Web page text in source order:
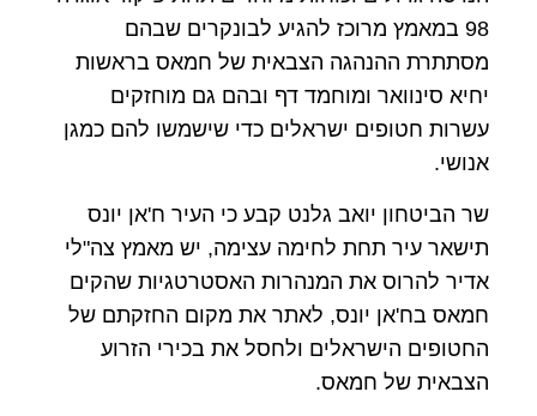
98 במאמץ מרוכז להגיע לבונקרים שבהם
מסתתרת ההנהגה הצבאית של חמאס בראשות
יחיא סינוואר ומוחמד דף ובהם גם מוחזקים
עשרות חטופים ישראלים כדי שישמשו להם כמגן
אנושי.
שר הביטחון יואב גלנט קבע כי העיר ח'אן יונס
תישאר עיר תחת לחימה עצימה, יש מאמץ צה"לי
אדיר להרוס את המנהרות האסטרטגיות שהקים
חמאס בח'אן יונס, לאתר את מקום החזקתם של
החטופים הישראלים ולחסל את בכירי הזרוע
הצבאית של חמאס.